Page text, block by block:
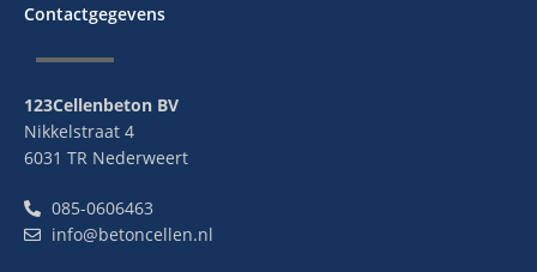
Contactgegevens
123Cellenbeton BV
Nikkelstraat 4
6031 TR Nederweert
085-0606463
info@betoncellen.nl